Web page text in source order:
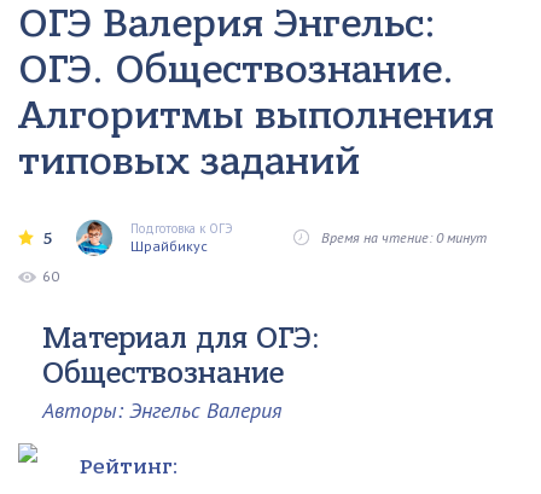
ОГЭ Валерия Энгельс:
ОГЭ. Обществознание.
Алгоритмы выполнения
типовых заданий
5 Подготовка к ОГЭ
Шрайбикус Время на чтение: 0 минут
60
Материал для ОГЭ:
Обществознание
Авторы: Энгельс Валерия
Рейтинг: